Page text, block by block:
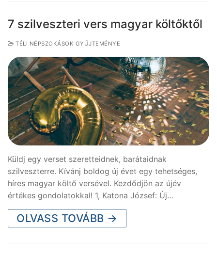
7 szilveszteri vers magyar költőktől
TÉLI NÉPSZOKÁSOK GYŰJTEMÉNYE
Küldj egy verset szeretteidnek, barátaidnak
szilveszterre. Kívánj boldog új évet egy tehetséges,
híres magyar költő versével. Kezdődjön az újév
értékes gondolatokkal! 1, Katona József: Új…
OLVASS TOVÁBB →